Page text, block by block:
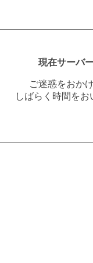
現在サーバ
ご迷惑をおか
しばらく時間を